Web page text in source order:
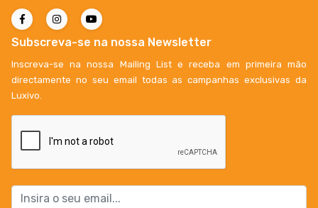
Subscreva-se na nossa Newsletter
Inscreva-se na nossa Mailing List e receba em primeira mão
directamente no seu email todas as campanhas exclusivas da
Luxivo.